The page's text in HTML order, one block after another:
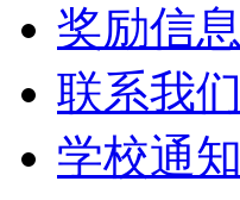
奖励信息
联系我们
学校通知